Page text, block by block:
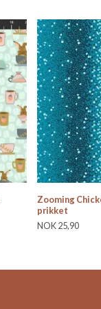
Zooming
prikket
NOK 25,90